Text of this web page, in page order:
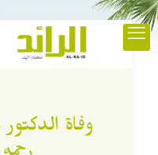
وفاة